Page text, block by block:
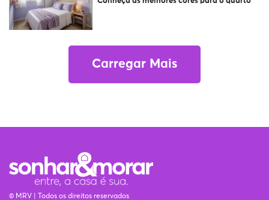
Carregar Mais
© MRV | Todos os direitos reservados